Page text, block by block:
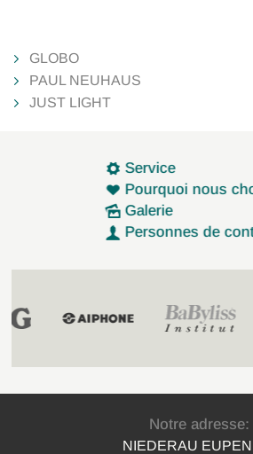
GLOBO
PAUL NEUHAUS
JUST LIGHT
Service
Pourquoi nous
Galerie
Personnes de
Notre adresse:
NIEDERAU